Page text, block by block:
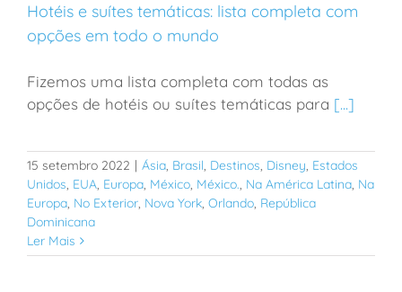
Hotéis e suítes temáticas: lista completa com opções
em todo o mundo
Hotéis e suítes temáticas: lista completa com
opções em todo o mundo
Fizemos uma lista completa com todas as
opções de hotéis ou suítes temáticas para [...]
15 setembro 2022 Ásia, Brasil, Destinos, Disney, Estados
Unidos, EUA, Europa, México, México., Na América Latina, Na
Europa, No Exterior, Nova York, Orlando, República
Dominicana
Ler Mais